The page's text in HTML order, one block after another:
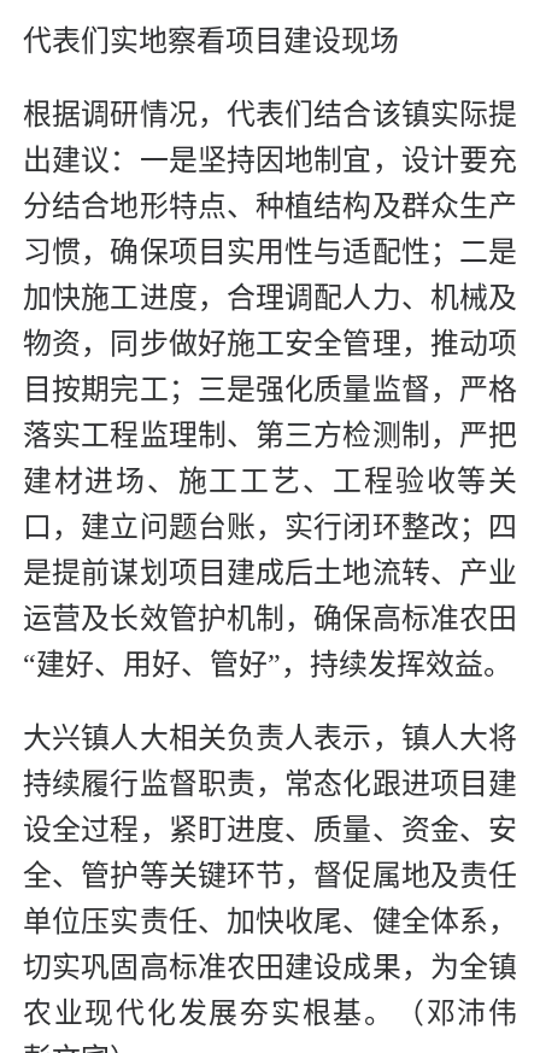
代表们实地察看项目建设现场
根据调研情况，代表们结合该镇实际提
出建议：一是坚持因地制宜，设计要充
分结合地形特点、种植结构及群众生产
习惯，确保项目实用性与适配性；二是
加快施工进度，合理调配人力、机械及
物资，同步做好施工安全管理，推动项
目按期完工；三是强化质量监督，严格
落实工程监理制、第三方检测制，严把
建材进场、施工工艺、工程验收等关
口，建立问题台账，实行闭环整改；四
是提前谋划项目建成后土地流转、产业
运营及长效管护机制，确保高标准农田
“建好、用好、管好”，持续发挥效益。
大兴镇人大相关负责人表示，镇人大将
持续履行监督职责，常态化跟进项目建
设全过程，紧盯进度、质量、资金、安
全、管护等关键环节，督促属地及责任
单位压实责任、加快收尾、健全体系，
切实巩固高标准农田建设成果，为全镇
农业现代化发展夯实根基。（邓沛伟